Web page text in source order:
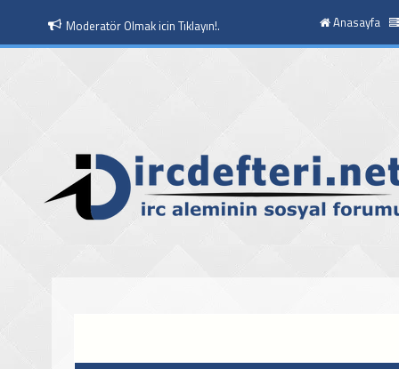
Moderatör Olmak icin Tıklayın!. Anasayfa